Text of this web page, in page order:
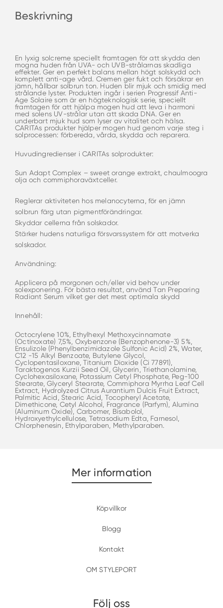
Beskrivning
En lyxig solcreme speciellt framtagen för att skydda den
mogna huden från UVA- och UVB-strålarnas skadliga
effekter. Ger en perfekt balans mellan högt solskydd och
komplett anti-age vård. Cremen ger fukt och försäkrar en
jämn, hållbar solbrun ton. Huden blir mjuk och smidig med
strålande lyster. Produkten ingår i serien Progressif Anti-
Age Solaire som är en högteknologisk serie, speciellt
framtagen för att hjälpa mogen hud att leva i harmoni
med solens UV-strålar utan att skada DNA. Ger en
underbart mjuk hud som lyser av vitalitet och hälsa.
CARITAs produkter hjälper mogen hud genom varje steg i
solprocessen: förbereda, vårda, skydda och reparera.
Huvudingredienser i CARITAs solprodukter:
Sun Adapt Complex – sweet orange extrakt, chaulmoogra
olja och commiphoraväxtceller.
Reglerar aktiviteten hos melanocyterna, för en jämn
solbrun färg utan pigmentförändringar.
Skyddar cellerna från solskador.
Stärker hudens naturliga försvarssystem för att motverka
solskador.
Användning:
Applicera på morgonen och/eller vid behov under
solexponering. För bästa resultat, använd Tan Preparing
Radiant Serum vilket ger det mest optimala skydd
Innehåll:
Octocrylene 10%, Ethylhexyl Methoxycinnamate
(Octinoxate) 7,5%, Oxybenzone (Benzophenone-3) 5%,
Ensulizole (Phenylbenzimidazole Sulfonic Acid) 2%, Water,
C12 -15 Alkyl Benzoate, Butylene Glycol,
Cyclopentasiloxane, Titanium Dioxide (Ci 77891),
Taraktogenos Kurzii Seed Oil, Glycerin, Triethanolamine,
Cyclohexasiloxane, Potassium Cetyl Phosphate, Peg-100
Stearate, Glyceryl Stearate, Commiphora Myrrha Leaf Cell
Extract, Hydrolyzed Citrus Aurantium Dulcis Fruit Extract,
Palmitic Acid, Stearic Acid, Tocopheryl Acetate,
Dimethicone, Cetyl Alcohol, Fragrance (Parfym), Alumina
(Aluminum Oxide), Carbomer, Bisabolol,
Hydroxyethylcellulose, Tetrasodium Edta, Farnesol,
Chlorphenesin, Ethylparaben, Methylparaben.
Mer information
Köpvillkor
Blogg
Kontakt
OM STYLEPORT
Följ oss